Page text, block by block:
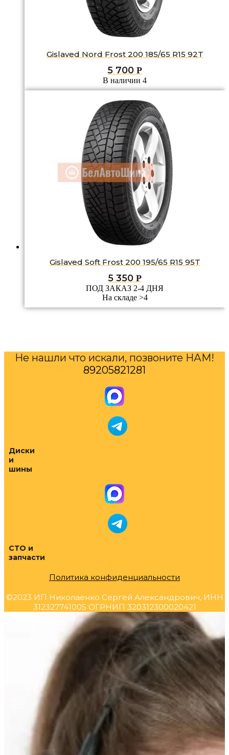
Gislaved Nord Frost 200 185/65 R15 92T
5 700 Р
В наличии 4
Gislaved Soft Frost 200 195/65 R15 95T
5 350 Р
ПОД ЗАКАЗ 2-4 ДНЯ
На складе >4
Не нашли что искали, позвоните НАМ!
89205821281
Диски
и
шины
СТО и
запчасти
Политика конфиденциальности
©2023 ИП Николаенко Сергей Александрович, ИНН
312327741005 ОГРНИП 320312300020421